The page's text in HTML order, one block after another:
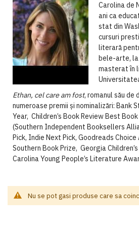
Carolina de
ani ca
stat din
cursuri
literară
bele-arte, la
masterat în
Ethan, cel care am fost, romanul său de
numeroase premii și nominalizări: Bank
Year, Children’s Book Review Best
(Southern Independent Booksellers
Pick, Indie Next Pick, Goodreads
Southern Book Prize, Georgia
Carolina Young People’s Literature
Nu se pot gasi produse care sa